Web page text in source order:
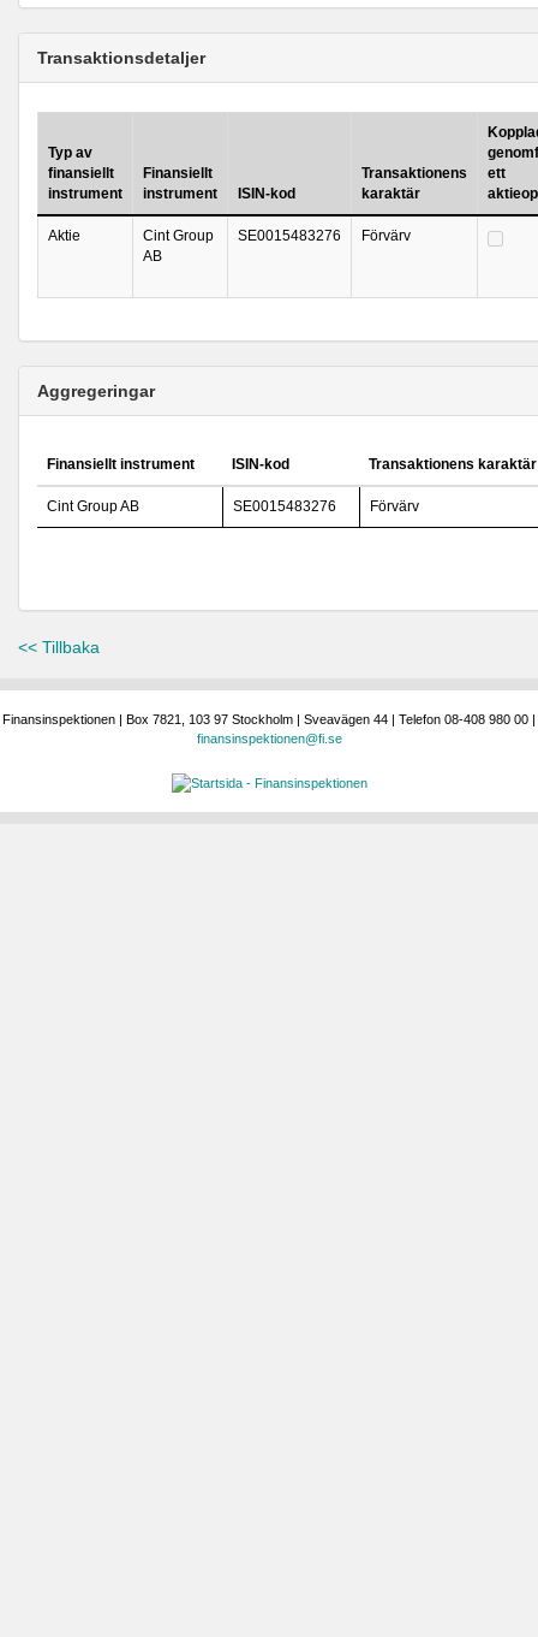
Transaktionsdetaljer
Typ av
finansiellt
instrument
Finansiellt
instrument
ISIN-kod
Transaktionens
karaktär
ett
Aktie
Cint Group
AB
SE0015483276 Förvärv
Aggregeringar
Finansiellt instrument ISIN-kod Transaktionens karaktär
Cint Group AB SE0015483276 Förvärv
<< Tillbaka
Finansinspektionen | Box 7821, 103 97 Stockholm | Sveavägen 44 | Telefon 08-408 980 00 |
finansinspektionen@fi.se